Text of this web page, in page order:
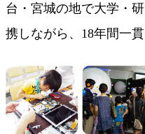
台・宮城の地で大学・
携しながら、18年間一